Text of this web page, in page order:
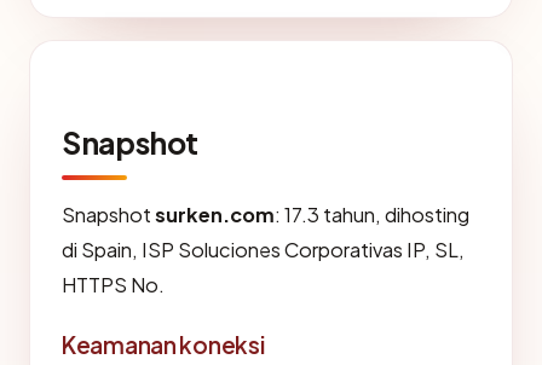
Snapshot
Snapshotsurken.com: 17.3 tahun, dihosting
di Spain, ISP Soluciones Corporativas IP, SL,
HTTPS No.
Keamanan koneksi